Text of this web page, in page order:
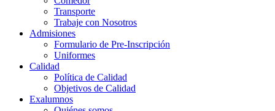
Transporte
Trabaje con Nosotros
Admisiones
Formulario de Pre-Inscripción
Uniformes
Calidad
Política de Calidad
Objetivos de Calidad
Exalumnos